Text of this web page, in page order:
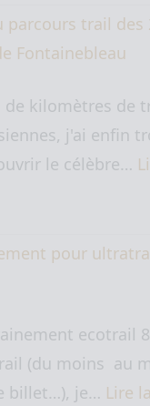
parcours trail des
Fontainebleau
de kilomètres de
j'ai enfin
le célèbre…
pour
ecotrail
(du moins au
billet…), je… Lire